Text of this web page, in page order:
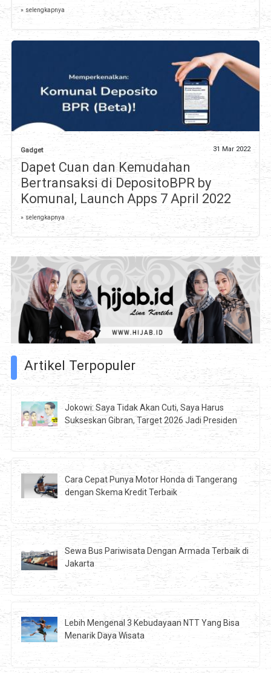
» selengkapnya
Gadget 31 Mar 2022
Dapet Cuan dan Kemudahan
Bertransaksi di DepositoBPR by
Komunal, Launch Apps 7 April 2022
» selengkapnya
Artikel Terpopuler
Jokowi: Saya Tidak Akan Cuti, Saya Harus
Sukseskan Gibran, Target 2026 Jadi Presiden
Cara Cepat Punya Motor Honda di Tangerang
dengan Skema Kredit Terbaik
Sewa Bus Pariwisata Dengan Armada Terbaik di
Jakarta
Lebih Mengenal 3 Kebudayaan NTT Yang Bisa
Menarik Daya Wisata